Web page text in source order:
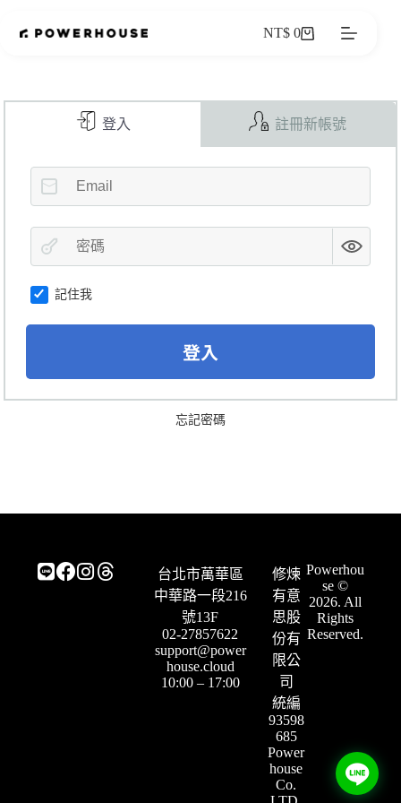
NT$ 0
登入 註冊新帳號
記住我
t
e
r
n
a
登入
忘記密碼
修煉
有意
思股
份有
限公
司
統編
93598
685
Power
house
Co.
Powerhou
se ©
2026. All
Rights
Reserved.
台北市萬華區
中華路一段216
號13F
02-27857622
support@power
house.cloud
10:00 – 17:00